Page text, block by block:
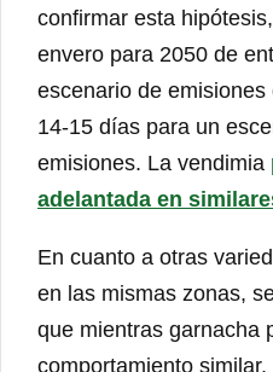
confirmar esta
envero para 2050 de
escenario de
14-15 días para un
emisiones. La vendimia
adelantada en
En cuanto a otras
en las mismas zonas,
que mientras garnacha
comportamiento